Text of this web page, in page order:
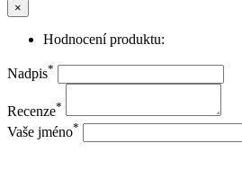
×
Hodnocení produktu:
Nadpis*
Recenze*
Vaše jméno*